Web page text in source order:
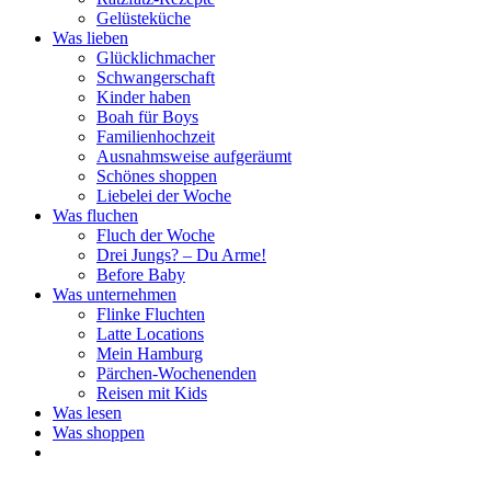
Gelüsteküche
Was lieben
Glücklichmacher
Schwangerschaft
Kinder haben
Boah für Boys
Familienhochzeit
Ausnahmsweise aufgeräumt
Schönes shoppen
Liebelei der Woche
Was fluchen
Fluch der Woche
Drei Jungs? – Du Arme!
Before Baby
Was unternehmen
Flinke Fluchten
Latte Locations
Mein Hamburg
Pärchen-Wochenenden
Reisen mit Kids
Was lesen
Was shoppen